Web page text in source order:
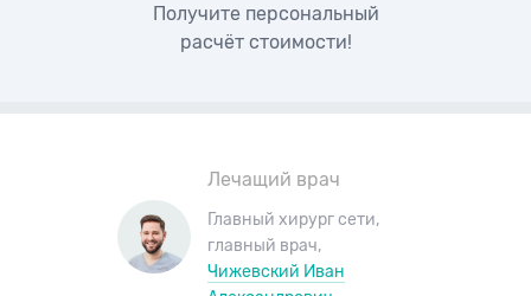
Получите персональный
расчёт стоимости!
Лечащий врач
Главный хирург сети,
главный врач,
Чижевский Иван